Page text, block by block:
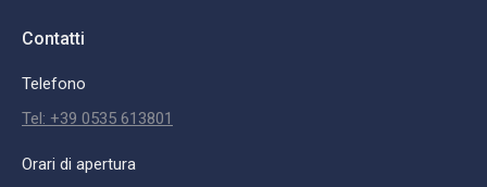
Contatti
Telefono
Tel: +39 0535 613801
Orari di apertura